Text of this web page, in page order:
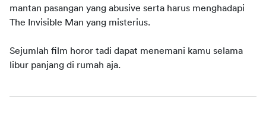
mantan pasangan yang abusive serta harus menghadapi
The Invisible Man yang misterius.
Sejumlah film horor tadi dapat menemani kamu selama
libur panjang di rumah aja.